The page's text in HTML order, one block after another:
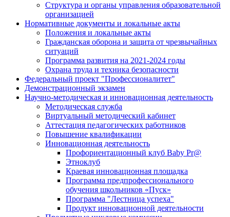
Структура и органы управления образовательной
организацией
Нормативные документы и локальные акты
Положения и локальные акты
Гражданская оборона и защита от чрезвычайных
ситуаций
Программа развития на 2021-2024 годы
Охрана труда и техника безопасности
Федеральный проект "Профессионалитет"
Демонстрационный экзамен
Научно-методическая и инновационная деятельность
Методическая служба
Виртуальный методический кабинет
Аттестация педагогических работников
Повышение квалификации
Инновационная деятельность
Профориентационный клуб Baby Pr@
Этноклуб
Краевая инновационная площадка
Программа предпрофессионального
обучения школьников «Пуск»
Программа "Лестница успеха"
Продукт инновационной деятельности